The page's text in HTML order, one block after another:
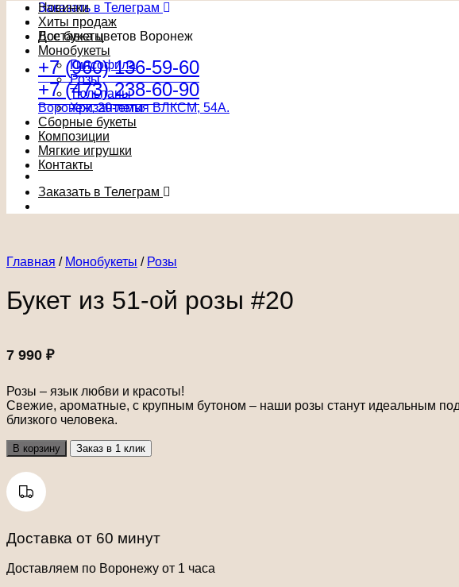
Заказать в Телеграм
Доставка цветов Воронеж
+7 (960) 136-59-60
+7 (473) 238-60-90
Воронеж, 20-летия ВЛКСМ, 54А.
Новинки
Хиты продаж
Все букеты
Монобукеты
Гипсофила
Розы
Тюльпаны
Хризантемы
Сборные букеты
Композиции
Мягкие игрушки
Контакты
Заказать в Телеграм
Главная / Монобукеты / Розы
Букет из 51-ой розы #20
7 990 ₽
Розы – язык любви и красоты!
Свежие, ароматные, с крупным бутоном – наши розы станут идеальным
близкого человека.
В корзину Заказ в 1 клик
Доставка от 60 минут
Доставляем по Воронежу от 1 часа